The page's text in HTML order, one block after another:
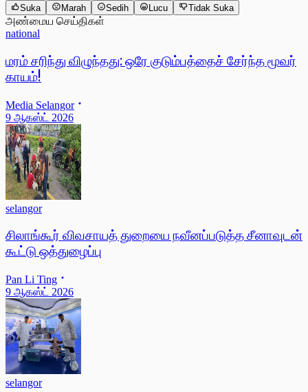
Suka Marah Sedih Lucu Tidak Suka
அண்மைய செய்திகள்
national
மரம் சரிந்து விழுந்தது: ஒரே குடும்பத்தைச் சேர்ந்த மூவர்
காயம்!
Media Selangor
9 ஆகஸ்ட் 2026
selangor
சிலாங்கூர் விவசாயத் துறையை நவீனப்படுத்த சீனாவுடன்
கூட்டு ஒத்துழைப்பு
Pan Li Ting
9 ஆகஸ்ட் 2026
selangor